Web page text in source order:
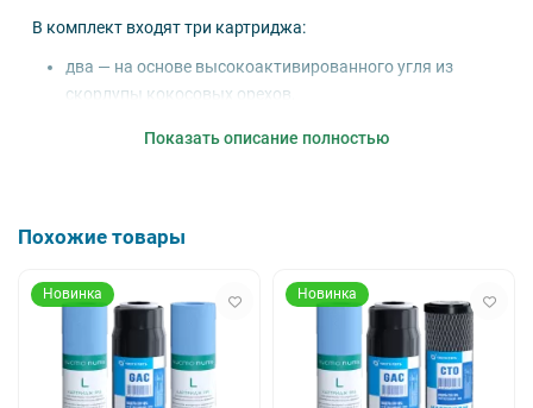
В комплект входят три картриджа:
два — на основе высокоактивированного угля из
скорлупы кокосовых орехов,
эффектом,
сладковатый вкус,
количеством минералов,
одна — мембрана обратного осмоса 75GPD (284 л/сутки)
с сертификатом NSF.
Комплект ЧИСТО ПИТЬ 6-75-L2 — это:
Показать описание полностью
Похожие товары
Новинка Новинка